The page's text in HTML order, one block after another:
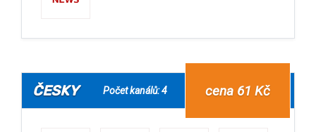
ČESKY Počet kanálů: 4 cena 61 Kč